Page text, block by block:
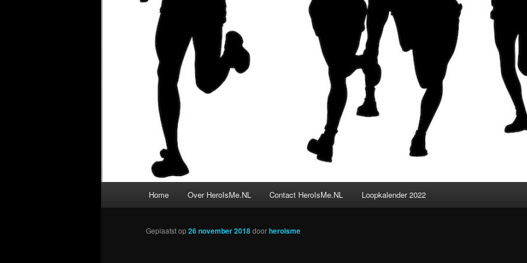
Home Over HeroIsMe.NL Contact HeroIsMe.NL Loopkalender 2022
Geplaatst op26 november 2018doorheroisme